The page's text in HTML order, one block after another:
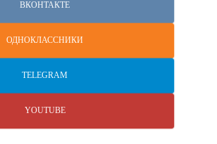
ВКОНТАКТЕ
ОДНОКЛАССНИКИ
TELEGRAM
YOUTUBE